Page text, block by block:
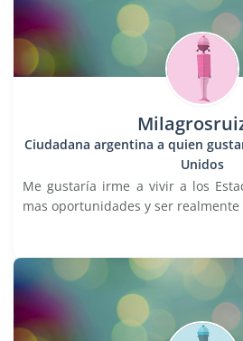
Ciudadana argentina a quien
Unidos
Me gustaría irme a vivir a los
mas oportunidades y ser realmente